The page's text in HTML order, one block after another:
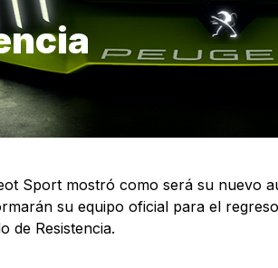
Sport mostró como será su nuevo
su equipo oficial para el
de Resistencia.